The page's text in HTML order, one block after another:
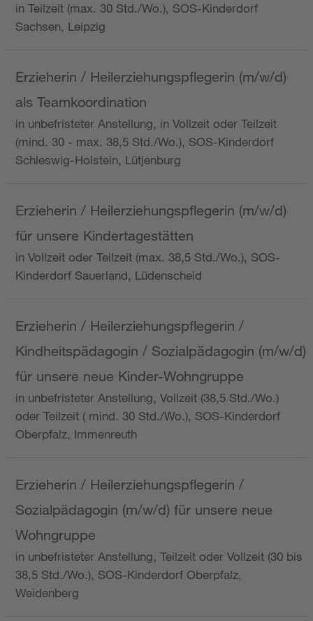
in Teilzeit (max. 30 Std./Wo.), SOS-Kinderdorf
Sachsen, Leipzig
Erzieherin / Heilerziehungspflegerin (m/w/d)
als Teamkoordination
in unbefristeter Anstellung, in Vollzeit oder Teilzeit
(mind. 30 - max. 38,5 Std./Wo.), SOS-Kinderdorf
Schleswig-Holstein, Lütjenburg
Erzieherin / Heilerziehungspflegerin (m/w/d)
für unsere Kindertagestätten
in Vollzeit oder Teilzeit (max. 38,5 Std./Wo.), SOS-
Kinderdorf Sauerland, Lüdenscheid
Erzieherin / Heilerziehungspflegerin /
Kindheitspädagogin / Sozialpädagogin (m/w/d)
für unsere neue Kinder-Wohngruppe
in unbefristeter Anstellung, Vollzeit (38,5 Std./Wo.)
oder Teilzeit ( mind. 30 Std./Wo.), SOS-Kinderdorf
Oberpfalz, Immenreuth
Erzieherin / Heilerziehungspflegerin /
Sozialpädagogin (m/w/d) für unsere neue
Wohngruppe
in unbefristeter Anstellung, Teilzeit oder Vollzeit (30 bis
38,5 Std./Wo.), SOS-Kinderdorf Oberpfalz,
Weidenberg